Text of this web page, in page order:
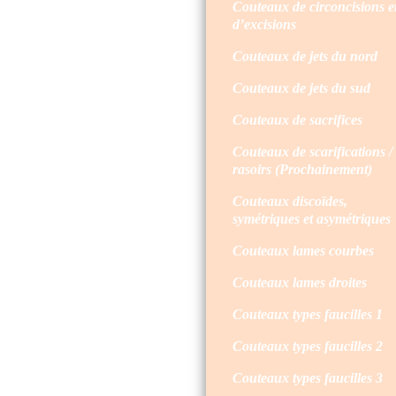
Couteaux de circoncisions
d’excisions
Couteaux de jets du nord
Couteaux de jets du sud
Couteaux de sacrifices
Couteaux de scarifications /
rasoirs (Prochainement)
Couteaux discoïdes,
symétriques et asymétriques
Couteaux lames courbes
Couteaux lames droites
Couteaux types faucilles 1
Couteaux types faucilles 2
Couteaux types faucilles 3